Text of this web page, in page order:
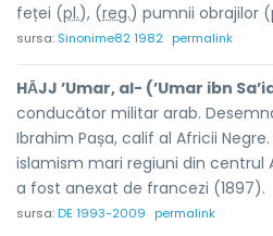
feței (pl.), (reg.) pumnii obrajilor (
sursa: Sinonime82 1982 permalink
HᾹJJ ’Umar, al- (’Umar ibn
conducător militar arab.
Ibrahim Pașa, calif al Africii
islamism mari regiuni din centrul
a fost anexat de francezi (1897).
sursa:DE 1993-2009 permalink